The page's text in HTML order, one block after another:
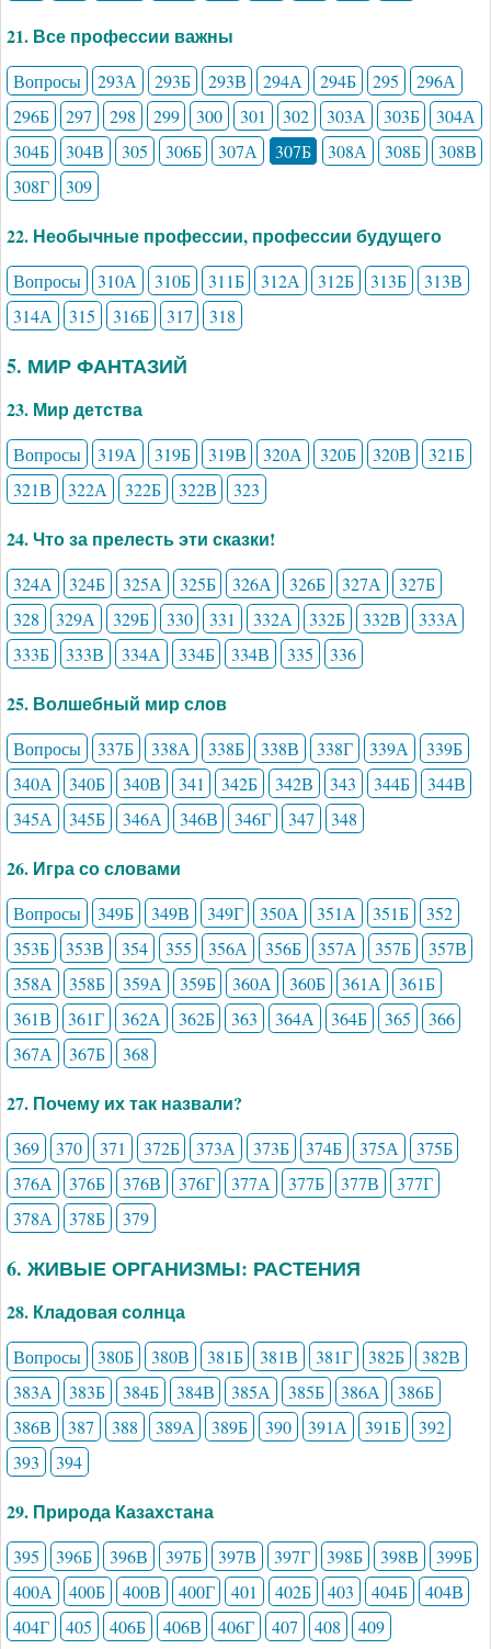
21. Все профессии важны
Вопросы 293А 293Б 293В 294А 294Б 295
296А
296Б
297 298 299 300 301 302 303А 303Б
304А
304Б
304В 305 306Б 307А 307Б 308А 308Б
308В
308Г
309
22. Необычные профессии, профессии будущего
Вопросы 310А 310Б 311Б 312А 312Б 313Б
313В
314А
315 316Б 317 318
5. МИР ФАНТАЗИЙ
23. Мир детства
Вопросы 319А 319Б 319В 320А 320Б 320В
321Б
321В
322А 322Б 322В 323
24. Что за прелесть эти сказки!
324А 324Б 325А 325Б 326А 326Б 327А
327Б
328
329А 329Б 330 331 332А 332Б 332В
333А
333Б
333В 334А 334Б 334В 335 336
25. Волшебный мир слов
Вопросы 337Б 338А 338Б 338В 338Г 339А
339Б
340А
340Б 340В 341 342Б 342В 343 344Б
344В
345А
345Б 346А 346В 346Г 347 348
26. Игра со словами
Вопросы 349Б 349В 349Г 350А 351А 351Б
352
353Б
353В 354 355 356А 356Б 357А 357Б
357В
358А
358Б 359А 359Б 360А 360Б 361А
361Б
361В
361Г 362А 362Б 363 364А 364Б 365
366
367А
367Б 368
27. Почему их так назвали?
369 370 371 372Б 373А 373Б 374Б 375А
375Б
376А
376Б 376В 376Г 377А 377Б 377В
377Г
378А
378Б 379
6. ЖИВЫЕ ОРГАНИЗМЫ: РАСТЕНИЯ
28. Кладовая солнца
Вопросы 380Б 380В 381Б 381В 381Г 382Б
382В
383А
383Б 384Б 384В 385А 385Б 386А
386Б
386В
387 388 389А 389Б 390 391А 391Б
392
393
394
29. Природа Казахстана
395 396Б 396В 397Б 397В 397Г 398Б 398В
399Б
400А
400Б 400В 400Г 401 402Б 403 404Б
404В
404Г
405 406Б 406В 406Г 407 408 409